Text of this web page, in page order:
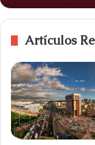
Artículos